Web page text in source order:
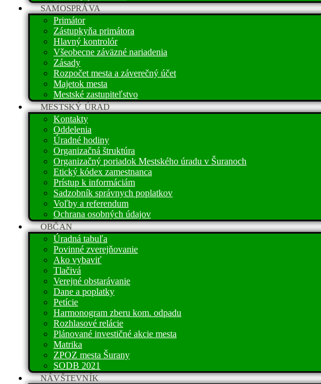
SAMOSPRÁVA
Primátor
Zástupkyňa primátora
Hlavný kontrolór
Všeobecne záväzné nariadenia
Zásady
Rozpočet mesta a záverečný účet
Majetok mesta
Mestské zastupiteľstvo
MESTSKÝ ÚRAD
Kontakty
Oddelenia
Úradné hodiny
Organizačná štruktúra
Organizačný poriadok Mestského úradu v Šuranoch
Etický kódex zamestnanca
Prístup k informáciám
Sadzobník správnych poplatkov
Voľby a referendum
Ochrana osobných údajov
OBČAN
Úradná tabuľa
Povinné zverejňovanie
Ako vybaviť
Tlačivá
Verejné obstarávanie
Dane a poplatky
Petície
Harmonogram zberu kom. odpadu
Rozhlasové relácie
Plánované investičné akcie mesta
Matrika
ZPOZ mesta Šurany
SODB 2021
NÁVŠTEVNÍK